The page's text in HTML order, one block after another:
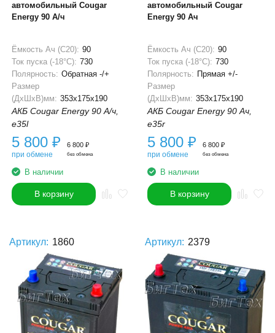
автомобильный Cougar
Energy 90 А/ч
Ёмкость Ач (С20): 90
Ток пуска (-18°С): 730
Полярность: Обратная -/+
Размер
(ДхШхВ)мм: 353x175x190
АКБ Cougar Energy 90 А/ч,
e35l
5 800 ₽
при обмене
6 800 ₽
без обмена
В наличии
В корзину
автомобильный Cougar
Energy 90 Ач
Ёмкость Ач (С20): 90
Ток пуска (-18°С): 730
Полярность: Прямая +/-
Размер
(ДхШхВ)мм: 353x175x190
АКБ Cougar Energy 90 Ач,
e35r
5 800 ₽
при обмене
6 800 ₽
без обмена
В наличии
В корзину
Артикул: 1860 Артикул: 2379